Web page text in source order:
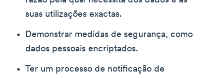
suas utilizações exactas.
Demonstrar medidas de segurança, como
dados pessoais encriptados.
Ter um processo de notificação de